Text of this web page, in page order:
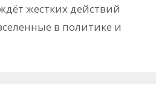
жестких действий
в политике и